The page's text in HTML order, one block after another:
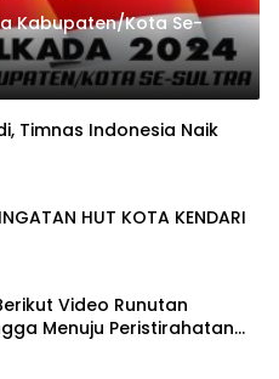
Kabupaten/Kota Se-
Timnas Indonesia Naik
HUT KOTA KENDARI
Video Runutan
Menuju Peristirahatan